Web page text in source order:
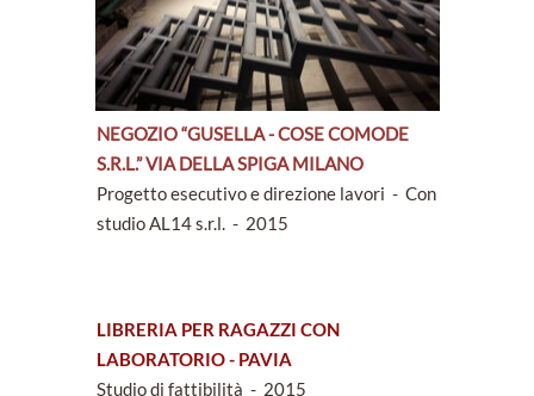
NEGOZIO “GUSELLA - COSE COMODE
S.R.L.” VIA DELLA SPIGA MILANO
Progetto esecutivo e direzione lavori - Con
studio AL14 s.r.l. - 2015
LIBRERIA PER RAGAZZI CON
LABORATORIO - PAVIA
Studio di fattibilità - 2015